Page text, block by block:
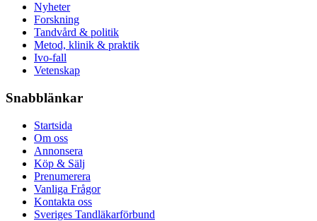
Nyheter
Forskning
Tandvård & politik
Metod, klinik & praktik
Ivo-fall
Vetenskap
Snabblänkar
Startsida
Om oss
Annonsera
Köp & Sälj
Prenumerera
Vanliga Frågor
Kontakta oss
Sveriges Tandläkarförbund